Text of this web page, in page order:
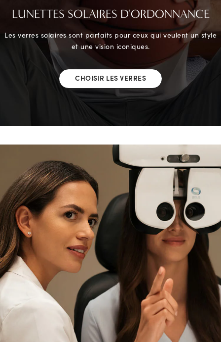
LUNETTES SOLAIRES D'ORDONNANCE
Les verres solaires sont parfaits pour ceux qui veulent un style
et une vision iconiques.
CHOISIR LES VERRES